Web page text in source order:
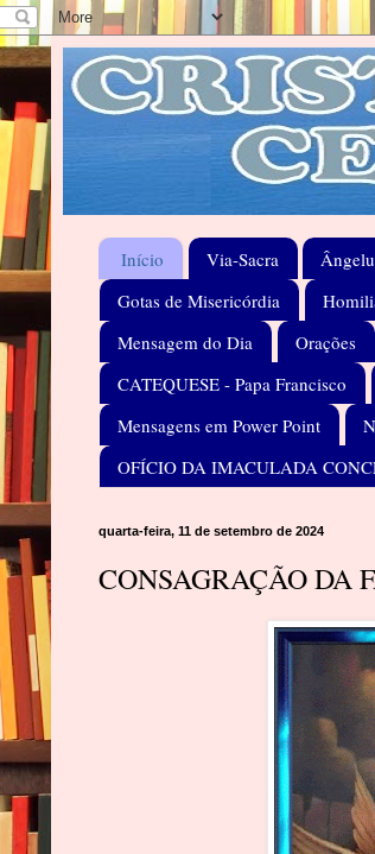
Início Via-Sacra
Gotas de Misericórdia
Mensagem do Dia
Orações
CATEQUESE - Papa Francisco
Mensagens em Power Point
OFÍCIO DA IMACULADA
quarta-feira, 11 de setembro de 2024
CONSAGRAÇÃO DA